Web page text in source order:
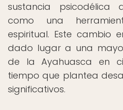
sustancia psicodélica
como una
espiritual. Este cambio
dado lugar a una
de la Ayahuasca en
tiempo que plantea
significativos.